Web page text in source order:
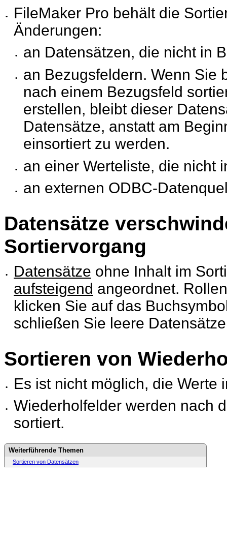
• FileMaker Pro behält die
Änderungen:
• an Datensätzen, die nicht in
•
an Bezugsfeldern. Wenn Sie
nach einem Bezugsfeld
erstellen, bleibt dieser
Datensätze, anstatt am
einsortiert zu werden.
• an einer Werteliste, die nicht
• an externen ODBC-
Datensätze
Sortiervorgang
• Datensätze ohne Inhalt im
aufsteigend angeordnet.
klicken Sie auf das
schließen Sie leere
Sortieren von
• Es ist nicht möglich, die Werte
•
Wiederholfelder werden nach
sortiert.
Weiterführende Themen
Sortieren von Datensätzen